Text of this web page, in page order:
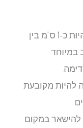
– צריך להיות כ-1 ס"מ בין
מקובעת
במקום